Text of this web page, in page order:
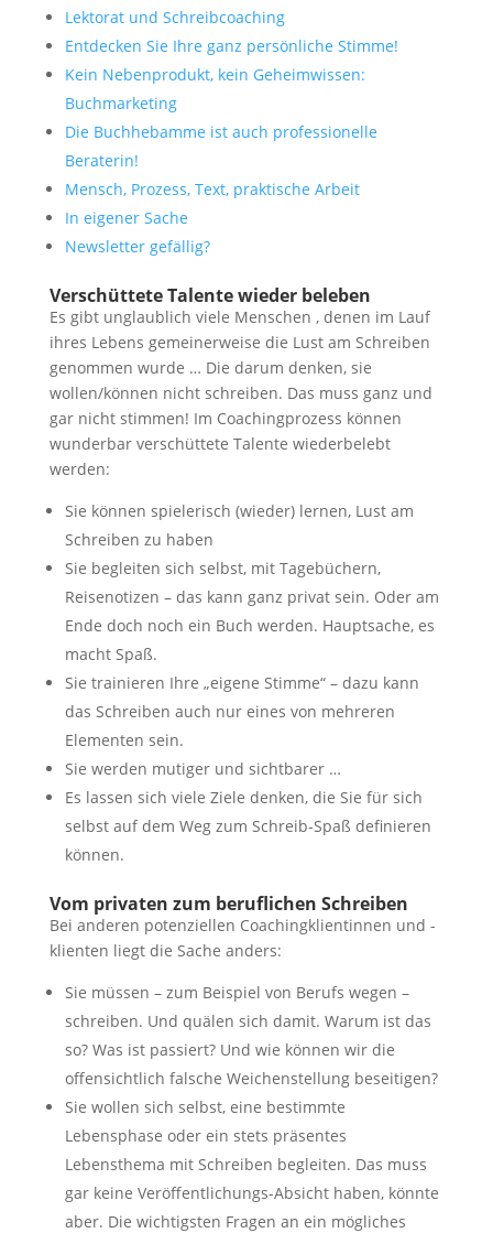
Lektorat und Schreibcoaching
Entdecken Sie Ihre ganz persönliche Stimme!
Kein Nebenprodukt, kein Geheimwissen:
Buchmarketing
Die Buchhebamme ist auch professionelle
Beraterin!
Mensch, Prozess, Text, praktische Arbeit
In eigener Sache
Newsletter gefällig?
Verschüttete Talente wieder beleben
Es gibt unglaublich viele Menschen , denen im Lauf
ihres Lebens gemeinerweise die Lust am Schreiben
genommen wurde … Die darum denken, sie
wollen/können nicht schreiben. Das muss ganz und
gar nicht stimmen! Im Coachingprozess können
wunderbar verschüttete Talente wiederbelebt
werden:
Sie können spielerisch (wieder) lernen, Lust am
Schreiben zu haben
Sie begleiten sich selbst, mit Tagebüchern,
Reisenotizen – das kann ganz privat sein. Oder am
Ende doch noch ein Buch werden. Hauptsache, es
macht Spaß.
Sie trainieren Ihre „eigene Stimme“ – dazu kann
das Schreiben auch nur eines von mehreren
Elementen sein.
Sie werden mutiger und sichtbarer …
Es lassen sich viele Ziele denken, die Sie für sich
selbst auf dem Weg zum Schreib-Spaß definieren
können.
Vom privaten zum beruflichen Schreiben
Bei anderen potenziellen Coachingklientinnen und -
klienten liegt die Sache anders:
Sie müssen – zum Beispiel von Berufs wegen –
schreiben. Und quälen sich damit. Warum ist das
so? Was ist passiert? Und wie können wir die
offensichtlich falsche Weichenstellung beseitigen?
Sie wollen sich selbst, eine bestimmte
Lebensphase oder ein stets präsentes
Lebensthema mit Schreiben begleiten. Das muss
gar keine Veröffentlichungs-Absicht haben, könnte
aber. Die wichtigsten Fragen an ein mögliches